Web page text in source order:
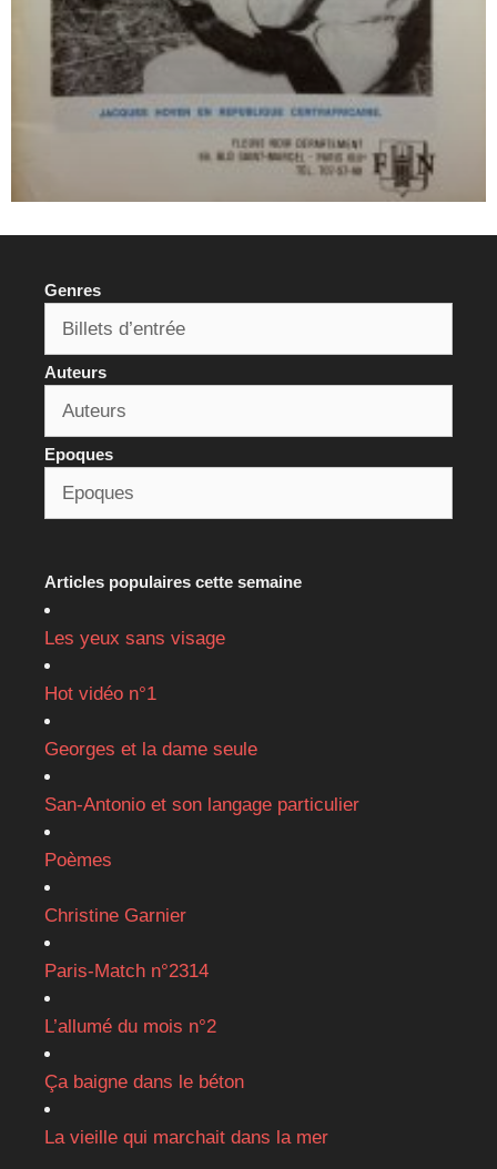
Genres
Auteurs
Epoques
Articles populaires cette semaine
Les yeux sans visage
Hot vidéo n°1
Georges et la dame seule
San-Antonio et son langage particulier
Poèmes
Christine Garnier
Paris-Match n°2314
L’allumé du mois n°2
Ça baigne dans le béton
La vieille qui marchait dans la mer